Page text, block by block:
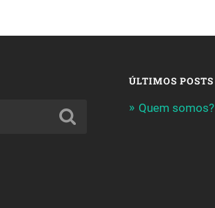
ÚLTIMOS POSTS
Quem somos?